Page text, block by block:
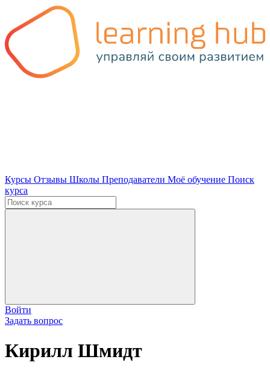
Курсы Отзывы Школы Преподаватели Моё обучение Поиск
курса
Войти
Задать вопрос
Кирилл Шмидт